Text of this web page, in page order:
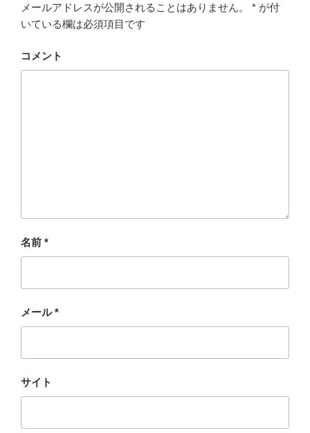
メールアドレスが公開されることはありません。 * が付
いている欄は必須項目です
コメント
名前 *
メール*
サイト